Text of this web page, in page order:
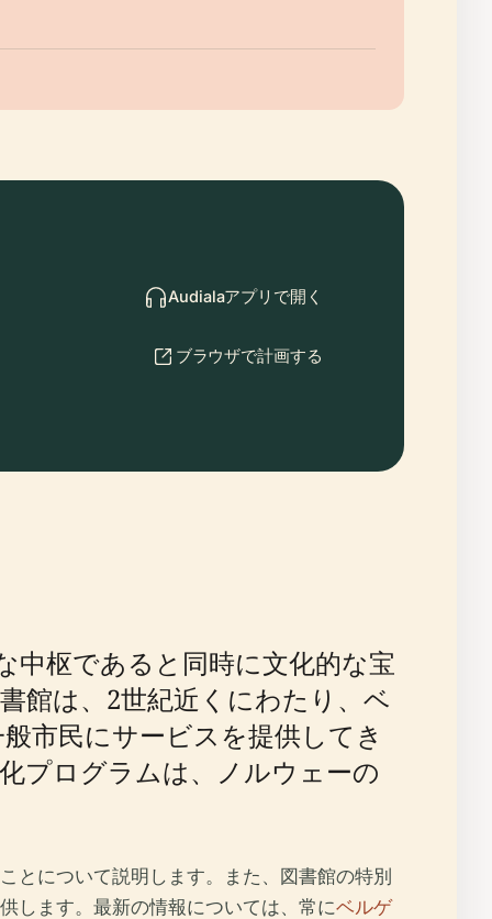
Audialaアプリで開く
ブラウザで計画する
中枢であると同時に文化的な宝
館は、2世紀近くにわたり、ベ
市民にサービスを提供してき
プログラムは、ノルウェーの
とについて説明します。また、図書館の特別
します。最新の情報については、常にベルゲ